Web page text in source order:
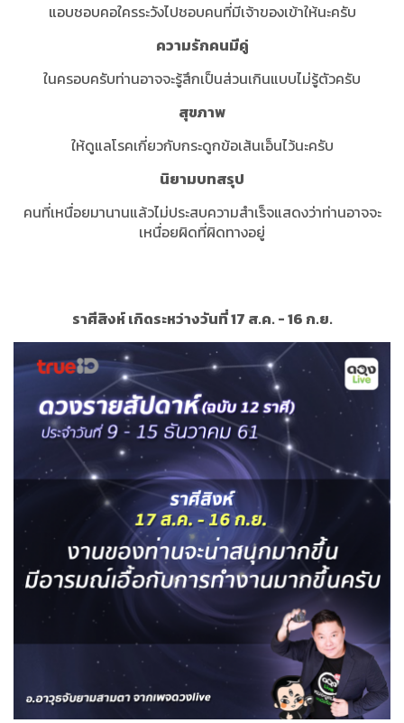
แอบชอบคอใครระวังไปชอบคนที่มีเจ้าของเข้าให้นะครับ
ความรักคนมีคู่
ในครอบครับท่านอาจจะรู้สึกเป็นส่วนเกินแบบไม่รู้ตัวครับ
สุขภาพ
ให้ดูแลโรคเกี่ยวกับกระดูกข้อเส้นเอ็นไว้นะครับ
นิยามบทสรุป
คนที่เหนื่อยมานานแล้วไม่ประสบความสำเร็จแสดงว่าท่านอาจจะ
เหนื่อยผิดที่ผิดทางอยู่
ราศีสิงห์ เกิดระหว่างวันที่ 17 ส.ค. - 16 ก.ย.